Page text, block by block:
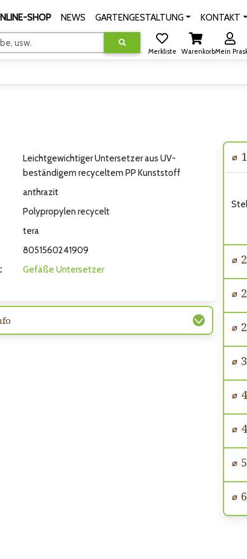
SHOP NEWS GARTENGESTALTUNG KONTAKT
usw.
Merkliste WarenkorbMein
⌀
⌀
⌀
⌀
⌀
⌀
⌀
⌀
⌀
Leichtgewichtiger Untersetzer aus UV-
beständigem recyceltem PP Kunststoff
anthrazit
Polypropylen recycelt
tera
8051560241909
Gefäße Untersetzer